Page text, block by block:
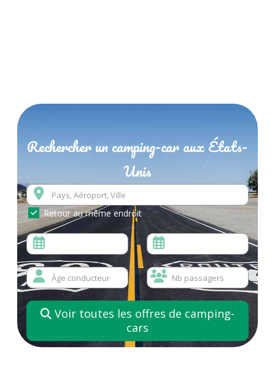
Rechercher un camping-car aux États-
Unis
Retour au même endroit
Voir toutes les offres de camping-
cars